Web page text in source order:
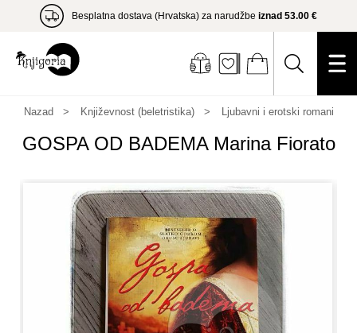
Besplatna dostava (Hrvatska) za narudžbe iznad 53.00 €
Nazad Književnost (beletristika) Ljubavni i erotski romani
GOSPA OD BADEMA Marina Fiorato